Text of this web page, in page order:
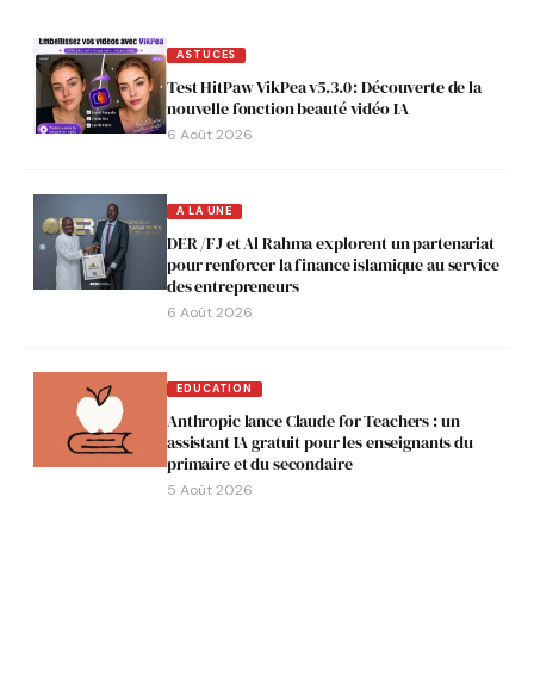
ASTUCES
Test HitPaw VikPea v5.3.0 : Découverte de la
nouvelle fonction beauté vidéo IA
6 Août 2026
A LA UNE
DER /FJ et Al Rahma explorent un partenariat
pour renforcer la finance islamique au service
des entrepreneurs
6 Août 2026
EDUCATION
Anthropic lance Claude for Teachers : un
assistant IA gratuit pour les enseignants du
primaire et du secondaire
5 Août 2026